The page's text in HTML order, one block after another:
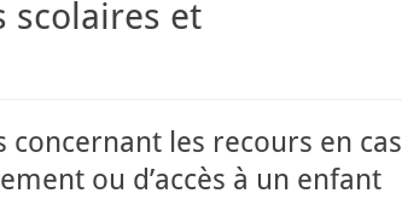
scolaires et
les recours en cas
ou d’accès à un enfant